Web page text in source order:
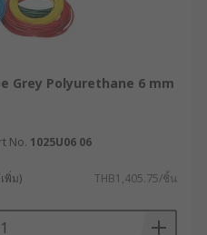
Grey Polyurethane 6 mm
No. 1025U06 06
พิ่ม) THB1,405.75/ชิ้น